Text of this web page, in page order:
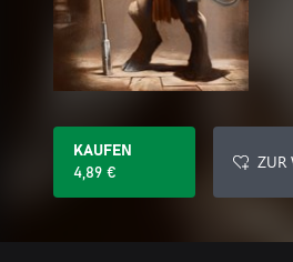
KAUFEN
4,89 €
ZUR